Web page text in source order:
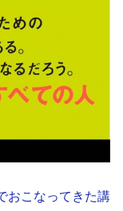
おこなってきた講